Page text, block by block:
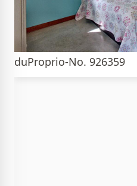
duProprio-No. 926359